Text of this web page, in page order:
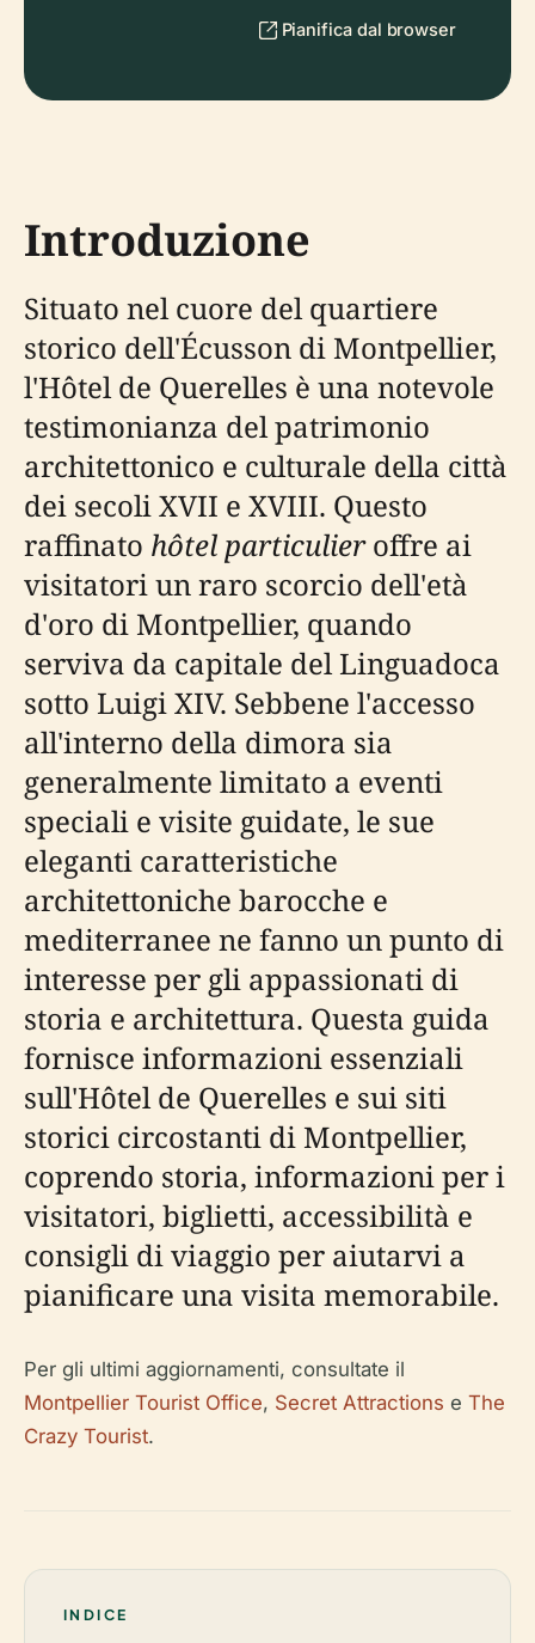
Pianifica dal browser
Introduzione
Situato nel cuore del quartiere
storico dell'Écusson di Montpellier,
l'Hôtel de Querelles è una notevole
testimonianza del patrimonio
architettonico e culturale della città
dei secoli XVII e XVIII. Questo
raffinato hôtel particulieroffre ai
visitatori un raro scorcio dell'età
d'oro di Montpellier, quando
serviva da capitale del Linguadoca
sotto Luigi XIV. Sebbene l'accesso
all'interno della dimora sia
generalmente limitato a eventi
speciali e visite guidate, le sue
eleganti caratteristiche
architettoniche barocche e
mediterranee ne fanno un punto di
interesse per gli appassionati di
storia e architettura. Questa guida
fornisce informazioni essenziali
sull'Hôtel de Querelles e sui siti
storici circostanti di Montpellier,
coprendo storia, informazioni per i
visitatori, biglietti, accessibilità e
consigli di viaggio per aiutarvi a
pianificare una visita memorabile.
Per gli ultimi aggiornamenti, consultate il
Montpellier Tourist Office, Secret Attractions e The
Crazy Tourist.
INDICE